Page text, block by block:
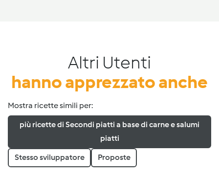
Altri Utenti
hanno apprezzato anche
Mostra ricette simili per:
più ricette di Secondi piatti a base di carne e salumi
piatti
Stesso sviluppatore Proposte